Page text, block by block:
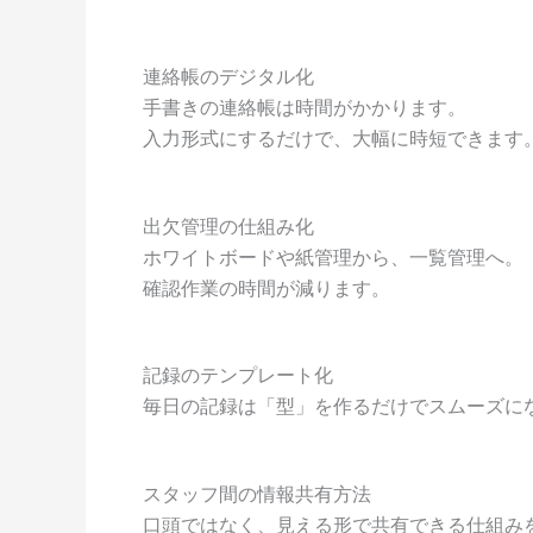
連絡帳のデジタル化
手書きの連絡帳は時間がかかります。
入力形式にするだけで、大幅に時短できます。
出欠管理の仕組み化
ホワイトボードや紙管理から、一覧管理へ。
確認作業の時間が減ります。
記録のテンプレート化
毎日の記録は「型」を作るだけでスムーズに
スタッフ間の情報共有方法
口頭ではなく、見える形で共有できる仕組み